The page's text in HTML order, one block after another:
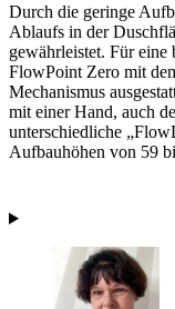
Durch die geringe
Ablaufs in der
gewährleistet. Für
FlowPoint Zero mit
Mechanismus
mit einer Hand, auch
unterschiedliche
Aufbauhöhen von 59